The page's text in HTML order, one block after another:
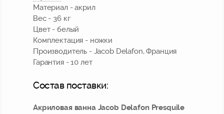
Материал - акрил
Вес - 36 кг
Цвет - белый
Комплектация - ножки
Производитель - Jacob Delafon,Франция
Гарантия - 10 лет
Состав поставки:
Акриловая ванна Jacob Delafon Presquile